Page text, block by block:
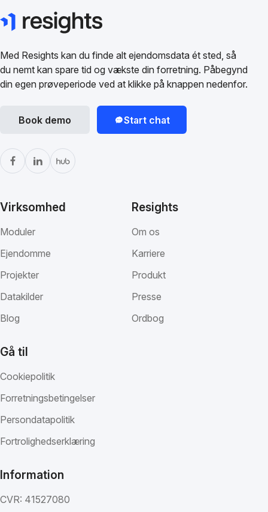
Med Resights kan du finde alt ejendomsdata ét sted, så
du nemt kan spare tid og vækste din forretning. Påbegynd
din egen prøveperiode ved at klikke på knappen nedenfor.
Book demo Start chat
Virksomhed
Moduler
Ejendomme
Projekter
Datakilder
Blog
Resights
Om os
Karriere
Produkt
Presse
Ordbog
Gå til
Cookiepolitik
Forretningsbetingelser
Persondatapolitik
Fortrolighedserklæring
Information
CVR: 41527080